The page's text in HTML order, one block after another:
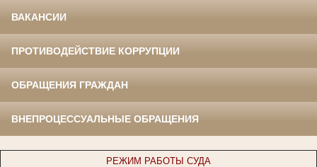
ВАКАНСИИ
ПРОТИВОДЕЙСТВИЕ КОРРУПЦИИ
ОБРАЩЕНИЯ ГРАЖДАН
ВНЕПРОЦЕССУАЛЬНЫЕ ОБРАЩЕНИЯ
РЕЖИМ РАБОТЫ СУДА